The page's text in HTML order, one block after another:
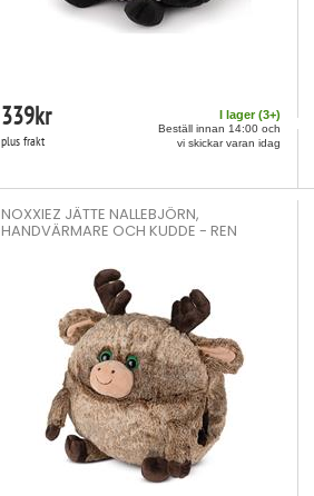
339kr
plus frakt
I lager (3+)
Beställ innan 14:00 och
vi skickar varan idag
NOXXIEZ JÄTTE NALLEBJÖRN,
HANDVÄRMARE OCH KUDDE - REN